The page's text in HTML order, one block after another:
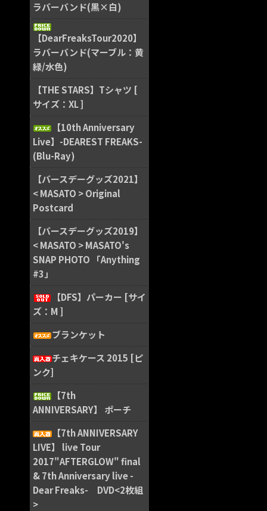
ラバーバンド(黒×白)
【DearFreaksTour2020】
ラバーバンド(マーブル：黄
緑/水色)
【THE STARS】Tシャツ [
サイズ：XL ]
【10th Anniversary
Live】-DEAREST FREAKS-
(Blu-Ray)
【バースデーグッズ2021】
< MASATO > Original
Postcard
【バースデーグッズ2019】
< MASATO > MASATO's
SNAP PHOTO 「Anything
#3」
【DFS】パーカー [サイ
ズ：M ]
ブランケット
チェキケース 2015 [ピ
ンク]
【7th
ANNIVERSARY】 ポーチ
【7th ANNIVERSARY
LIVE】 live Tour
2017"AFTERGLOW" final
& 7th Anniversary live -
Dear Freaks- DVD<2枚組
>